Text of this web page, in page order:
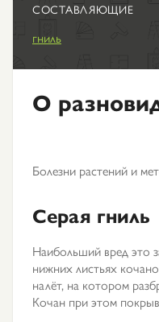
СОСТАВЛЯЮЩИЕ
гниль
О
Болезни растений и
Серая гниль
Наибольший вред это
нижних листьях
налёт, на котором
Кочан при этом